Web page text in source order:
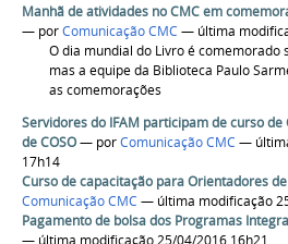
Manhã de atividades no CMC em
— porComunicação CMC — última
O dia mundial do Livro é comemorado
mas a equipe da Biblioteca Paulo
as comemorações
Servidores do IFAM participam de curso
de COSO— porComunicação CMC —
17h14
Curso de capacitação para Orientadores
Comunicação CMC — última modificação
Pagamento de bolsa dos Programas